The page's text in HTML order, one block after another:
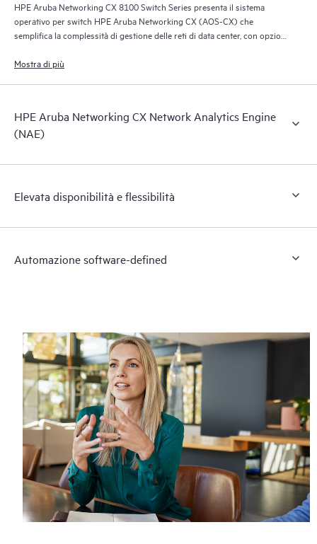
HPE Aruba Networking CX 8100 Switch Series presenta il sistema
operativo per switch HPE Aruba Networking CX (AOS-CX) che
semplifica la complessità di gestione delle reti di data center, con opzioni
Mostra di più
HPE Aruba Networking CX Network Analytics Engine
(NAE)
Elevata disponibilità e flessibilità
Automazione software-defined